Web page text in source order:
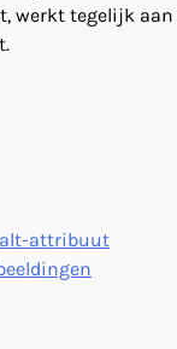
werkt tegelijk aan
alt-attribuut